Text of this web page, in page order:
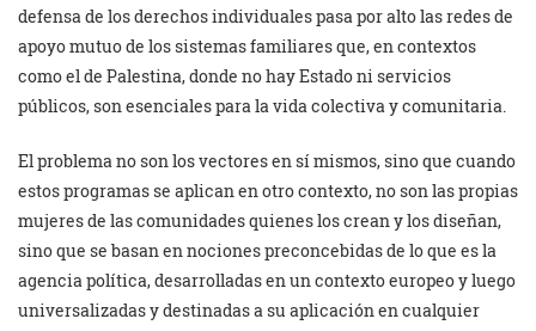
defensa de los derechos individuales pasa por alto las redes de
apoyo mutuo de los sistemas familiares que, en contextos
como el de Palestina, donde no hay Estado ni servicios
públicos, son esenciales para la vida colectiva y comunitaria.
El problema no son los vectores en sí mismos, sino que cuando
estos programas se aplican en otro contexto, no son las propias
mujeres de las comunidades quienes los crean y los diseñan,
sino que se basan en nociones preconcebidas de lo que es la
agencia política, desarrolladas en un contexto europeo y luego
universalizadas y destinadas a su aplicación en cualquier